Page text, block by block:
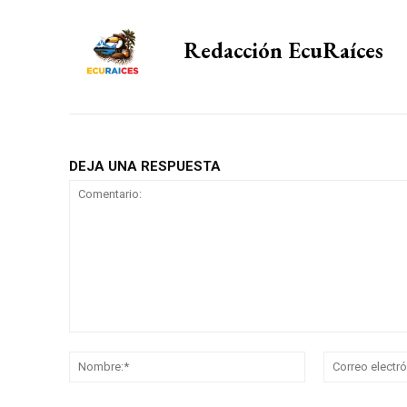
Redacción EcuRaíces
DEJA UNA RESPUESTA
Nombre:*